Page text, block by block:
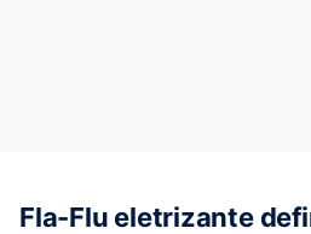
Fla-Flu eletrizante